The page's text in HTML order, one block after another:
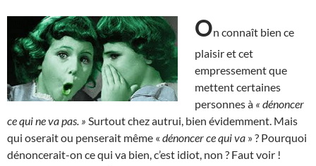
On connaît bien ce
plaisir et cet
empressement que
mettent certaines
personnes à « dénoncer
ce qui ne va pas. » Surtout chez autrui, bien évidemment. Mais
qui oserait ou penserait même « dénoncer ce qui va » ? Pourquoi
dénoncerait-on ce qui va bien, c’est idiot, non ? Faut voir !